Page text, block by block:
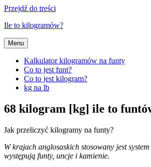
Przejdź do treści
Ile to kilogramów?
Menu
Kalkulator kilogramów na funty
Co to jest funt?
Co to jest kilogram?
kg na lb
68 kilogram [kg] ile to
Jak przeliczyć kilogramy na funty?
W krajach anglosaskich stosowany jest
występują funty, uncje i kamienie.